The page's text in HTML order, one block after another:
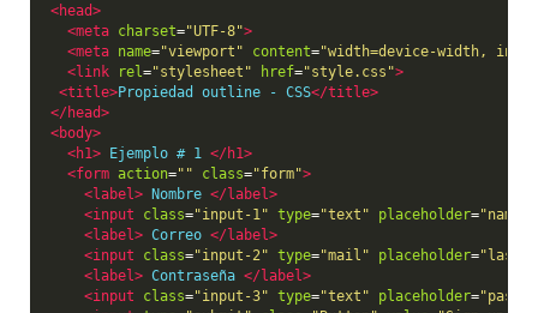
<head>
<meta charset="UTF-8">
<meta name="viewport" content="width=device-width,
<link
rel="stylesheet" href="style.css">
<title>Propiedad outline - CSS</title>
</head>
<body>
<h1> Ejemplo # 1 </h1>
<form action="" class="form">
<label> Nombre </label>
<input
class="input-1" type="text" placeholder="name"
<label> Correo </label>
<input
class="input-2" type="mail" placeholder="last
<label> Contraseña </label>
<input
class="input-3" type="text" placeholder=